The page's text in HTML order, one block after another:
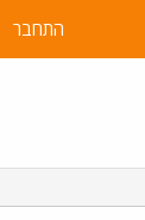
התחבר